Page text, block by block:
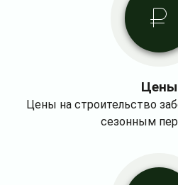
Цены
Цены на строительство
сезонным